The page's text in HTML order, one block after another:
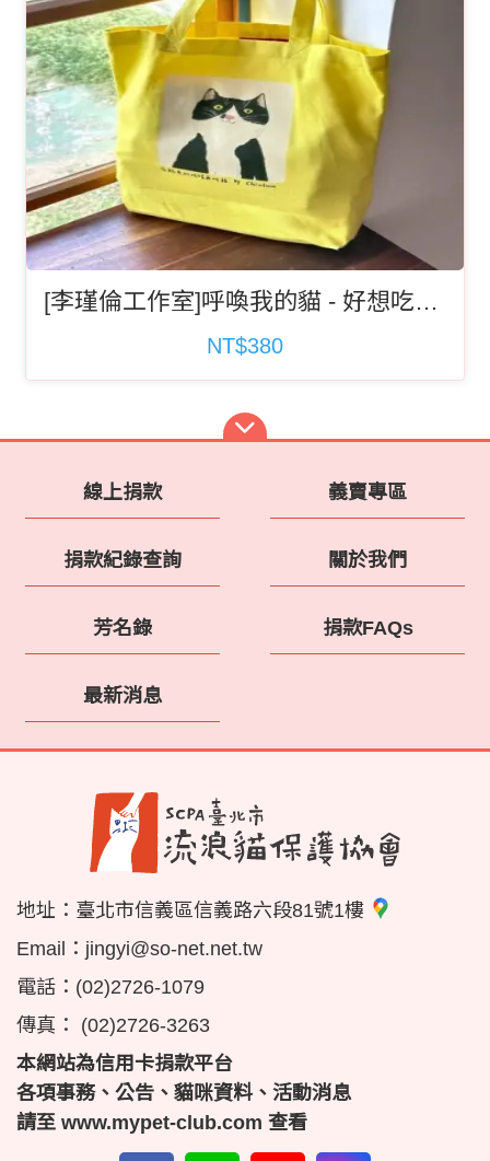
[李瑾倫工作室]呼喚我的貓 - 好想吃鮪魚 有底帆布袋(記得選運費)
NT$380
線上捐款 義賣專區
捐款紀錄查詢 關於我們
芳名錄 捐款FAQs
最新消息
地址： 臺北市信義區信義路六段81號1樓
Email： jingyi@so-net.net.tw
電話： (02)2726-1079
傳真：
(02)2726-3263
本網站為信用卡捐款平台
各項事務、公告、貓咪資料、活動消息
請至 www.mypet-club.com 查看